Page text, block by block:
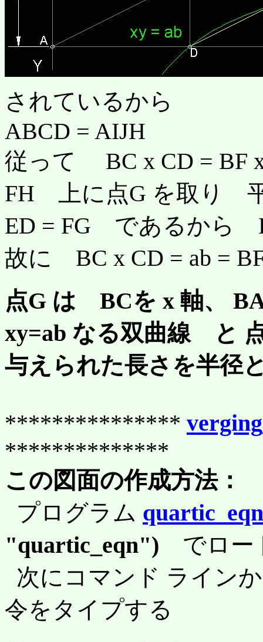
されているから
ABCD = AIJH
従って BC x CD = BF
FH 上に点G を取り
ED = FG であるから
故に BC x CD = ab =
点G は BCを x 軸、
xy=ab なる双曲線 と
与えられた長さを半径
***************
**************
この図面の作成方法：
プログラム
"quartic_eqn") でロー
次にコマンド ライン
令をタイプする